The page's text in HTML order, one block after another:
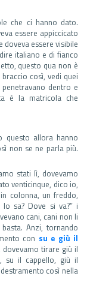
che ci hanno dato.
essere appiccicato
doveva essere visibile
italiano e di fianco
questo qua non è
così, vedi quei
dentro e
è la matricola che
questo allora hanno
non se ne parla più.
stati lì, dovevamo
venticinque, dico io,
colonna, un freddo,
sa? Dove si va?” i
cani, cani non li
Anzi, tornando
con su e giù il
dovevamo tirare giù il
su il cappello, giù il
così nella